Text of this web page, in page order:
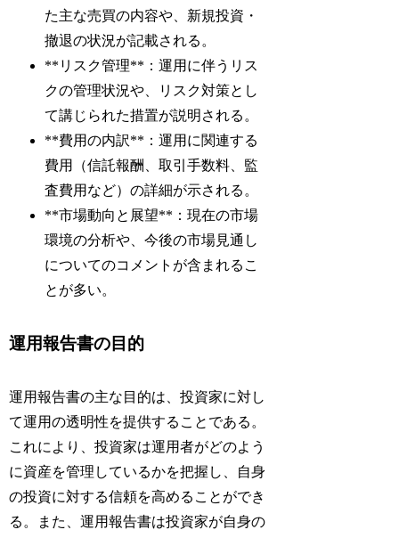
た主な売買の内容や、新規投資・
撤退の状況が記載される。
**リスク管理**：運用に伴うリス
クの管理状況や、リスク対策とし
て講じられた措置が説明される。
**費用の内訳**：運用に関連する
費用（信託報酬、取引手数料、監
査費用など）の詳細が示される。
**市場動向と展望**：現在の市場
環境の分析や、今後の市場見通し
についてのコメントが含まれるこ
とが多い。
運用報告書の目的
運用報告書の主な目的は、投資家に対し
て運用の透明性を提供することである。
これにより、投資家は運用者がどのよう
に資産を管理しているかを把握し、自身
の投資に対する信頼を高めることができ
る。また、運用報告書は投資家が自身の